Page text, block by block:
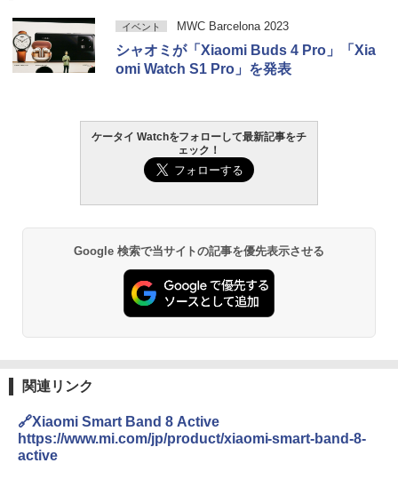
イベント MWC Barcelona 2023
シャオミが「Xiaomi Buds 4 Pro」「Xia
omi Watch S1 Pro」を発表
ケータイ Watchをフォローして最新記事をチ
ェック！
Google 検索で当サイトの記事を優先表示させる
関連リンク
🔗Xiaomi Smart Band 8 Active
https://www.mi.com/jp/product/xiaomi-smart-band-8-
active